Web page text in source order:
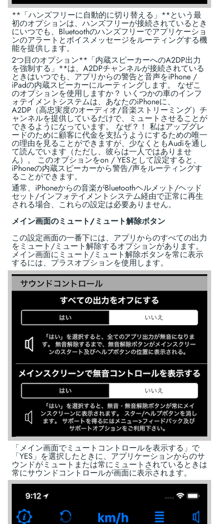
**「ハンズフリーに自動的に切り替える」**という最
初のオプションは、ハンズフリーが接続されているとき
にいつでも、Bluetoothのハンズフリーでアプリケーショ
ンのアラートとボイスメッセージをルーティングする機
能を提供します。
2つ目のオプション**「内蔵スピーカーへのA2DP出力
を強制する」**は、A2DPチャンネルが接続されている
ときはいつでも、アプリからの警告と音声をiPhone /
iPadの内蔵スピーカーにルーティングします。 なぜこ
のオプションを使用しますか？ いくつかの車のインフ
ォテイメントシステムは、あなたのiPhoneに、
A2DP（高忠実度のオーディオ/音楽ストリーミング）チ
ャンネルを提供しているだけで、ミュートさせることが
できるようになっています。 なぜ？！ 私はアップグレ
ードのために顧客に代金を支払うようにするための唯一
の理由を見ることができますが、少なくともAudiを通し
て読んでいます（ただし、彼らは一人ではありませ
ん）。 このオプションをon / YESとして設定すると、
iPhoneの内蔵スピーカーから警告/声をルーティングす
ることができます。
通常、iPhoneからの音楽がBluetoothヘルメット/ヘッド
セット/インフォテイメントシステム経由で正常に再生
される場合、これらの設定は必要ありません。
メイン画面のミュート/ミュート解除ボタン
この設定画面の一番下には、アプリからのすべての出力
をミュート/ミュート解除するオプションがあります。
メイン画面にミュート/ミュート解除ボタンを常に表示
するには、プラスオプションを使用します。
「メイン画面でミュートコントロールを表示する」で
「YES」を選択したときに、アプリケーションからのサ
ウンドがミュートまたは常にミュートされているときは
常にサウンドコントロールが画面に表示されます。